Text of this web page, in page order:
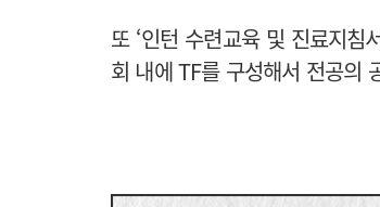
또 ‘인턴 수련교육 및 진료지침
회 내에 TF를 구성해서 전공의